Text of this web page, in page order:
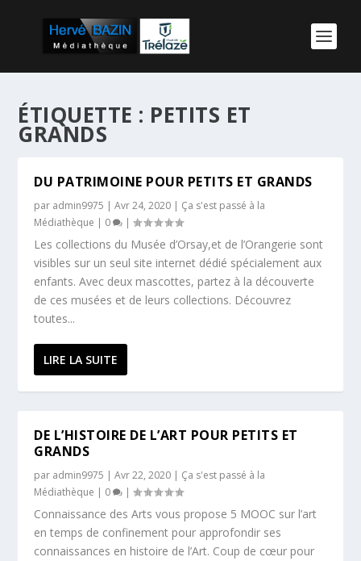
ÉTIQUETTE : PETITS ET
GRANDS
DU PATRIMOINE POUR PETITS ET GRANDS
par admin9975 |Avr 24, 2020 | Ça s'est passé à la
Médiathèque | 0 |
Les collections du Musée d’Orsay,et de l’Orangerie sont
visibles sur un seul site internet dédié spécialement aux
enfants. Avec deux mascottes, partez à la découverte
de ces musées et de leurs collections. Découvrez
toutes...
LIRE LA SUITE
DE L’HISTOIRE DE L’ART POUR PETITS ET
GRANDS
par admin9975 |Avr 22, 2020 | Ça s'est passé à la
Médiathèque | 0 |
Connaissance des Arts vous propose 5 MOOC sur l’art
en temps de confinement pour approfondir ses
connaissances en histoire de l’Art. Coup de cœur pour